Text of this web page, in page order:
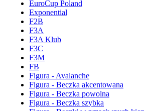
EuroCup Poland
Exponential
F2B
F3A
F3A Klub
F3C
F3M
FB
Figura - Avalanche
Figura - Beczka akcentowana
Figura - Beczka powolna
Figura - Beczka szybka